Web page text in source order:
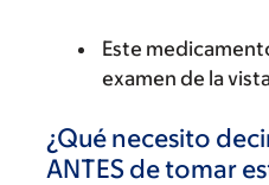
Este
examen de la
¿Qué necesito
ANTES de tomar